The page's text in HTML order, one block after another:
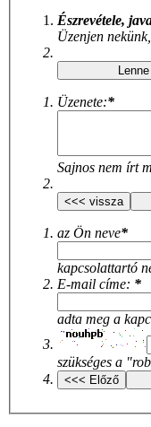
Észrevétele,
Üzenjen
Üzenete:*
Sajnos nem írt
az Ön neve*
kapcsolattartó
E-mail címe: *
adta
szükséges a